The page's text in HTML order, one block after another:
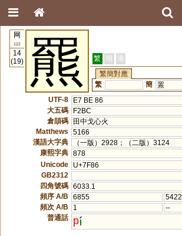
网
122
14
(19)
羆 繁 簡 港
繁簡對應
繁
簡 罴
UTF-8
E7 BE 86
大五碼
F2BC
倉頡碼
田中戈心火
Matthews
5166
漢語大字典
（一版）2928；（二版）3124
康熙字典 878
Unicode
U+7F86
GB2312
四角號碼 6033.1
頻序 A/B
6855
5422
頻次 A/B
1
--
普通話
p